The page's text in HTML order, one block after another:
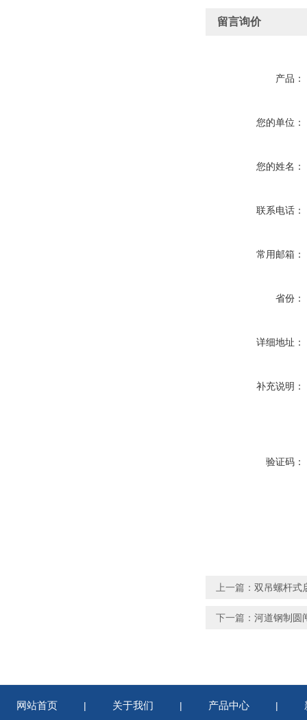
留言询价
产品：
您的单位：
您的姓名：
联系电话：
常用邮箱：
省份：
详细地址：
补充说明：
验证码：
上一篇： 双吊螺杆式
下一篇： 河道钢制圆
网站首页 | 关于我们 | 产品中心 |